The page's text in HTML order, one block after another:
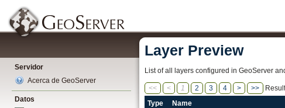
Servidor
Acerca de GeoServer
Datos
Layer Preview
List of all layers configured in GeoServer
<< < 1 2 3 4 > >>
Type
Name